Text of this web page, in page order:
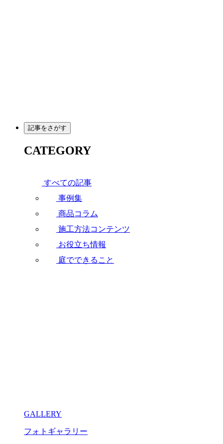
記事をさがす
CATEGORY
すべての記事
事例集
商品コラム
施工方法コンテンツ
お役立ち情報
庭でできること
GALLERY
フォトギャラリー